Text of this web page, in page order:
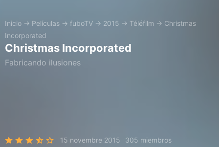
Inicio → Películas → fuboTV → 2015 → Téléfilm → Christmas
Incorporated
Christmas Incorporated
Fabricando ilusiones
15 novembre 2015 305 miembros